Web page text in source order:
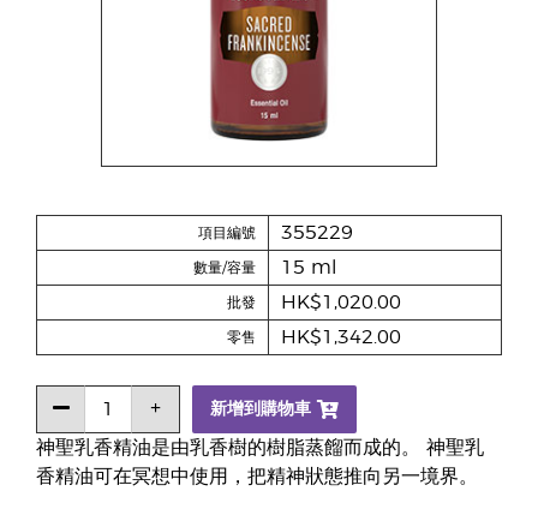
神聖乳香精油是由乳香樹的樹脂蒸餾而成的。 神聖乳
香精油可在冥想中使用，把精神狀態推向另一境界。
項目編號 355229
數量/容量 15 ml
批發 HK$1,020.00
零售 HK$1,342.00
新增到購物車